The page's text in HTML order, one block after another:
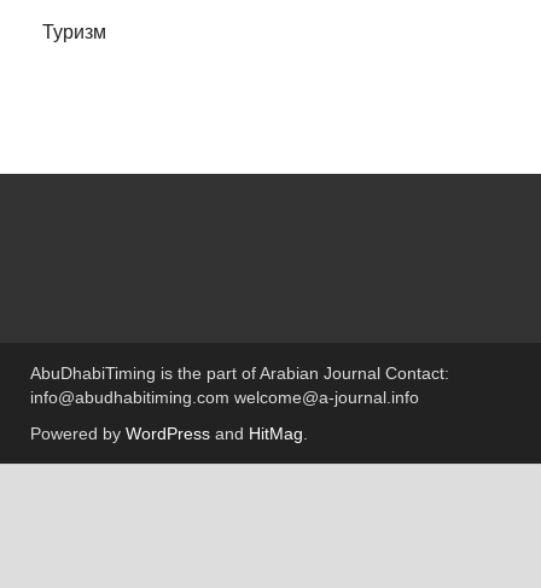
Туризм
AbuDhabiTiming is the part of Arabian Journal Contact:
info@abudhabitiming.com welcome@a-journal.info
Powered by WordPress and HitMag